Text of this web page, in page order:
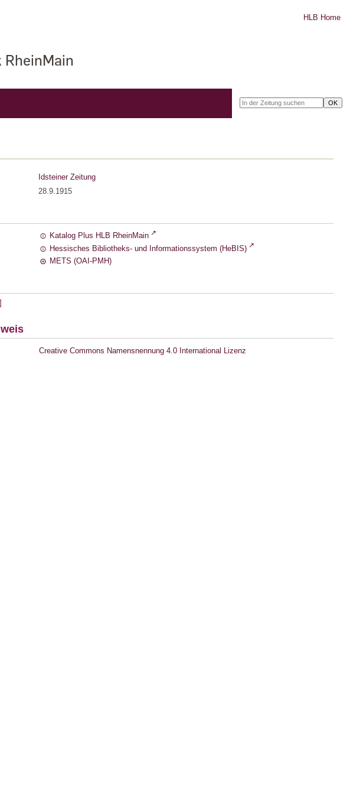
HLB Home
Idsteiner Zeitung
28.9.1915
Katalog Plus HLB RheinMain
Hessisches Bibliotheks- und Informationssystem (HeBIS)
METS (OAI-PMH)
]
Creative Commons Namensnennung 4.0 International Lizenz